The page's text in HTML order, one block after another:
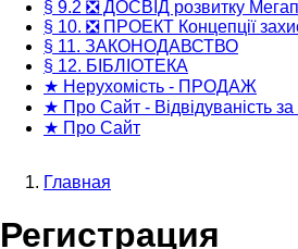
§ 9.2 ❎ ДОСВІД розвитку
§ 10. ❎ ПРОЕКТ Концепції
§ 11. ЗАКОНОДАВСТВО
§ 12. БІБЛІОТЕКА
★ Нерухомість - ПРОДАЖ
★ Про Сайт - Відвідуваність
★ Про Сайт
навигации
Главная
Регистрация